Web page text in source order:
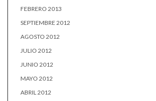
FEBRERO 2013
SEPTIEMBRE 2012
AGOSTO 2012
JULIO 2012
JUNIO 2012
MAYO 2012
ABRIL 2012